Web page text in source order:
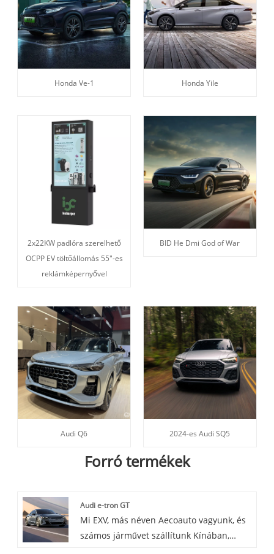
Honda Ve-1 Honda Yile
2x22KW padlóra szerelhető
OCPP EV töltőállomás 55"-es
reklámképernyővel
BID He Dmi God of War
Audi Q6 2024-es Audi SQ5
Forró termékek
Audi e-tron GT
Mi EXV, más néven Aecoauto vagyunk, és
számos járművet szállítunk Kínában,